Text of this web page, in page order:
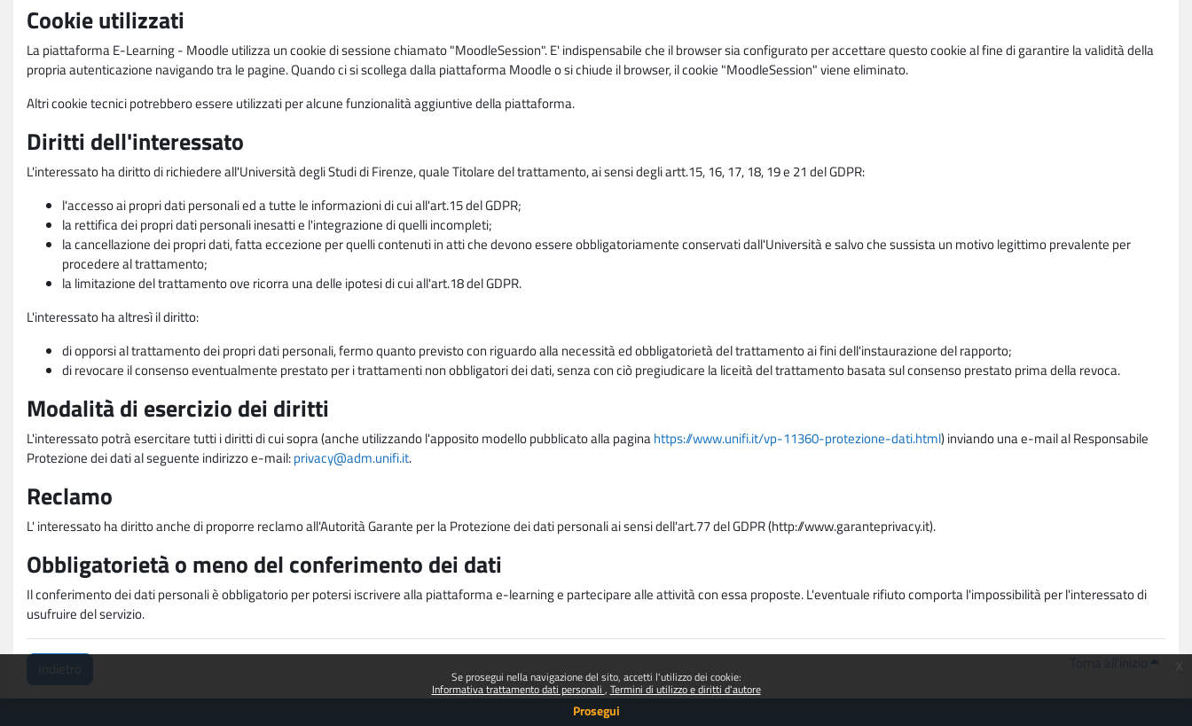
Se prosegui nella navigazione del sito, accetti l'utilizzo dei cookie:
Informativa trattamento dati personali Termini di utilizzo e diritti d'autore
Prosegui
Cookie utilizzati
La piattaforma E-Learning - Moodle utilizza un cookie di sessione chiamato "MoodleSession". E' indispensabile che il browser sia configurato per accettare questo cookie al fine di garantire la validità della
propria autenticazione navigando tra le pagine. Quando ci si scollega dalla piattaforma Moodle o si chiude il browser, il cookie "MoodleSession" viene eliminato.
Altri cookie tecnici potrebbero essere utilizzati per alcune funzionalità aggiuntive della piattaforma.
Diritti dell'interessato
L'interessato ha diritto di richiedere all'Università degli Studi di Firenze, quale Titolare del trattamento, ai sensi degli artt.15, 16, 17, 18, 19 e 21 del GDPR:
l'accesso ai propri dati personali ed a tutte le informazioni di cui all'art.15 del GDPR;
la rettifica dei propri dati personali inesatti e l'integrazione di quelli incompleti;
la cancellazione dei propri dati, fatta eccezione per quelli contenuti in atti che devono essere obbligatoriamente conservati dall'Università e salvo che sussista un motivo legittimo prevalente per
procedere al trattamento;
la limitazione del trattamento ove ricorra una delle ipotesi di cui all'art.18 del GDPR.
L'interessato ha altresì il diritto:
di opporsi al trattamento dei propri dati personali, fermo quanto previsto con riguardo alla necessità ed obbligatorietà del trattamento ai fini dell'instaurazione del rapporto;
di revocare il consenso eventualmente prestato per i trattamenti non obbligatori dei dati, senza con ciò pregiudicare la liceità del trattamento basata sul consenso prestato prima della revoca.
Modalità di esercizio dei diritti
L'interessato potrà esercitare tutti i diritti di cui sopra (anche utilizzando l'apposito modello pubblicato alla paginahttps://www.unifi.it/vp-11360-protezione-dati.html) inviando una e-mail al Responsabile
Protezione dei dati al seguente indirizzo e-mail:privacy@adm.unifi.it.
Reclamo
L' interessato ha diritto anche di proporre reclamo all'Autorità Garante per la Protezione dei dati personali ai sensi dell'art.77 del GDPR (http://www.garanteprivacy.it).
Obbligatorietà o meno del conferimento dei dati
Il conferimento dei dati personali è obbligatorio per potersi iscrivere alla piattaforma e-learning e partecipare alle attività con essa proposte. L'eventuale rifiuto comporta l'impossibilità per l'interessato di
usufruire del servizio.
Indietro Torna all'inizio